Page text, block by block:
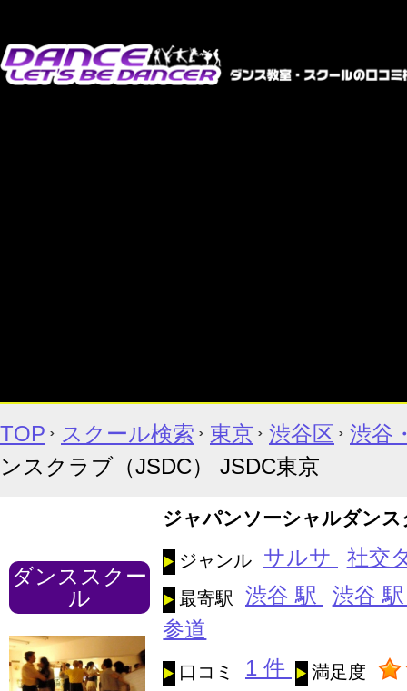
TOP スクール検索 東京 渋谷区
渋谷
ンスクラブ（JSDC） JSDC東京
ダンススクー
ル
ジャパンソーシャルダン
ジャンル サルサ 社交
最寄駅 渋谷 駅
渋谷
参道
口コミ 1 件 満足度